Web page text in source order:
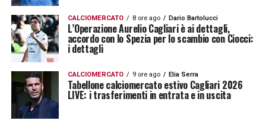
CALCIOMERCATO 8 ore ago Dario Bartolucci
L’Operazione Aurelio Cagliari è ai dettagli,
accordo con lo Spezia per lo scambio con Ciocci:
i dettagli
CALCIOMERCATO 9 ore ago Elia Serra
Tabellone calciomercato estivo Cagliari 2026
LIVE: i trasferimenti in entrata e in uscita